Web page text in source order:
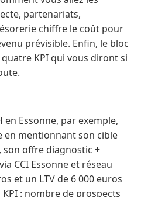
partenariats,
chiffre le coût pour
prévisible. Enfin, le bloc
KPI qui vous diront si
en Essonne, par exemple,
mentionnant son cible
son offre diagnostic +
CCI Essonne et réseau
et un LTV de 6 000 euros
: nombre de prospects